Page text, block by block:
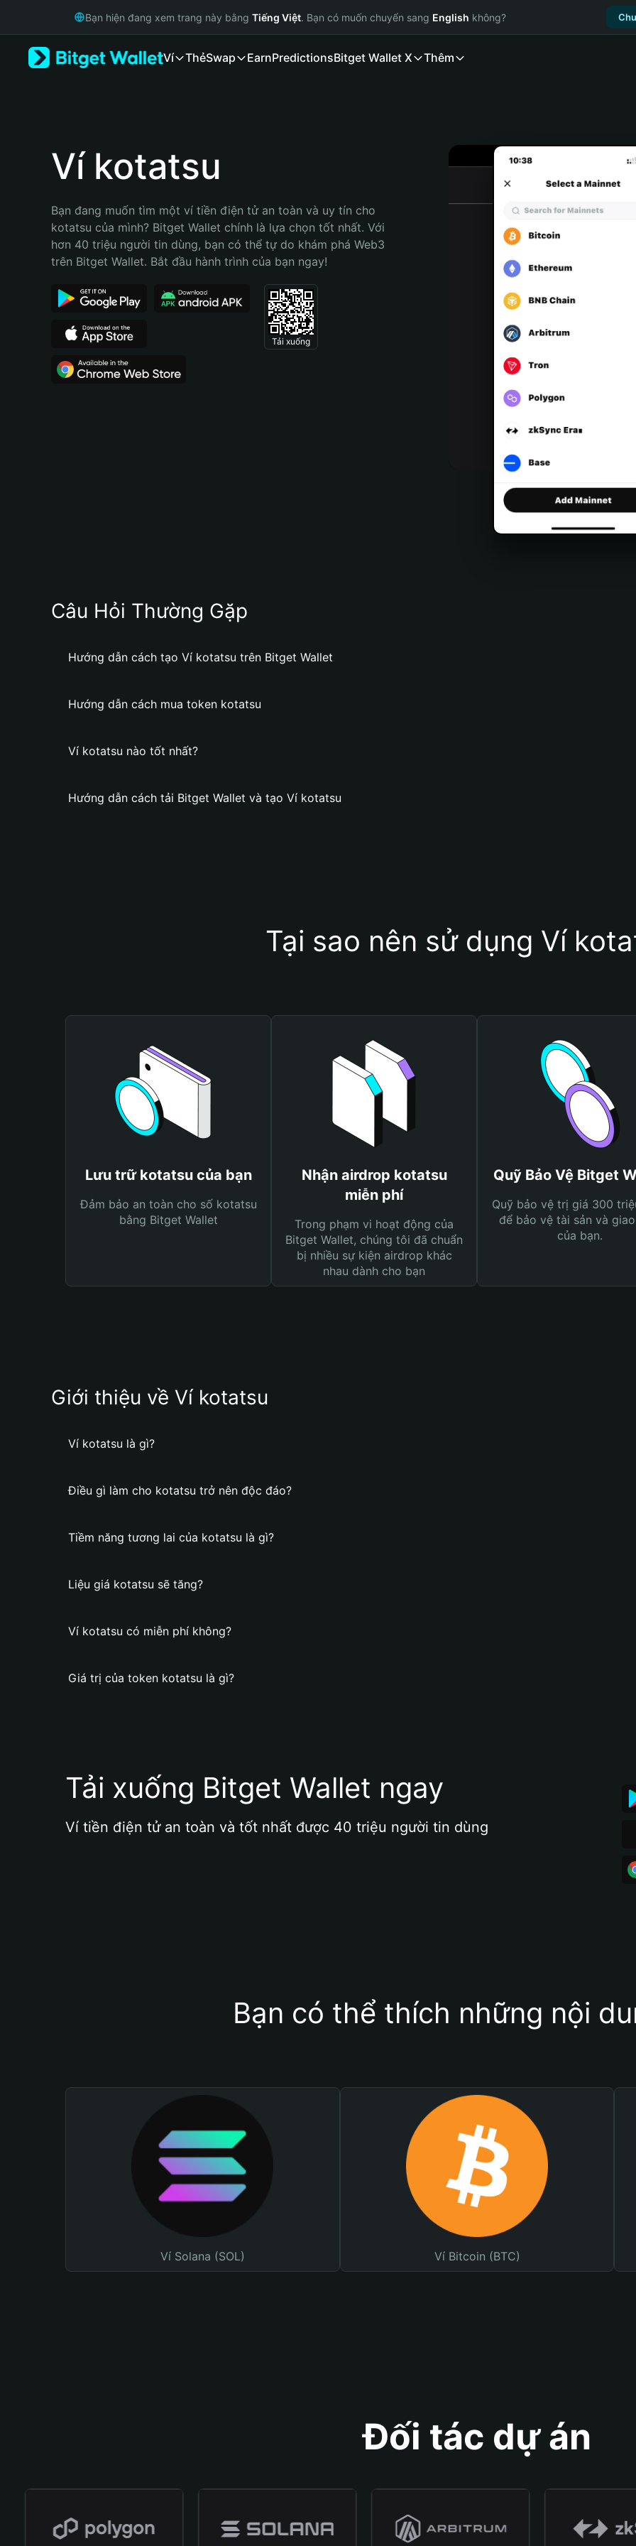
Русский
Bahasa Indonesia
Português (Brasil)
Bạn hiện đang xem trang này bằng Tiếng Việt. Bạn có muốn chuyển sang English không?
Ví ThẻSwap EarnPredictionsBitget Wallet X Thêm
Ví kotatsu
Bạn đang muốn tìm một ví tiền điện tử an toàn và uy tín cho
kotatsu của mình? Bitget Wallet chính là lựa chọn tốt nhất. Với
hơn 40 triệu người tin dùng, bạn có thể tự do khám phá Web3
trên Bitget Wallet. Bắt đầu hành trình của bạn ngay!
Tải xuống
Câu Hỏi Thường Gặp
Hướng dẫn cách tạo Ví kotatsu trên Bitget Wallet
Hướng dẫn cách mua token kotatsu
Ví kotatsu nào tốt nhất?
Hướng dẫn cách tải Bitget Wallet và tạo Ví kotatsu
Tại sao nên sử dụng Ví
Lưu trữ kotatsu của bạn
Đảm bảo an toàn cho số kotatsu
bằng Bitget Wallet
Nhận airdrop kotatsu
miễn phí
Trong phạm vi hoạt động của
Bitget Wallet, chúng tôi đã chuẩn
bị nhiều sự kiện airdrop khác
nhau dành cho bạn
Quỹ Bảo Vệ Bitget
Quỹ bảo vệ trị giá 300
để bảo vệ tài sản và
của bạn.
Giới thiệu về Ví kotatsu
Ví kotatsu là gì?
Điều gì làm cho kotatsu trở nên độc đáo?
Tiềm năng tương lai của kotatsu là gì?
Liệu giá kotatsu sẽ tăng?
Ví kotatsu có miễn phí không?
Giá trị của token kotatsu là gì?
Tải xuống Bitget Wallet ngay
Ví tiền điện tử an toàn và tốt nhất được 40 triệu người tin dùng
Bạn có thể thích những nội
Ví Solana (SOL) Ví Bitcoin (BTC)
Đối tác dự án